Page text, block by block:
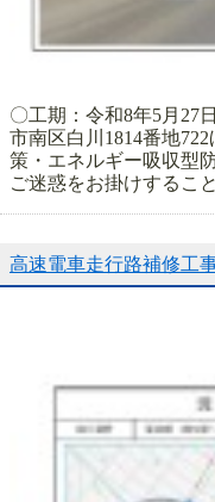
〇工期：令和8年5月27
市南区白川1814番地
策・エネルギー吸収型
ご迷惑をお掛けするこ
高速電車走行路補修工